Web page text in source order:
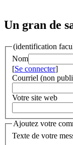
Un gran de
(identification
Nom
[Se connecter]
Courriel (non
Votre site web
Ajoutez votre
Texte de votre